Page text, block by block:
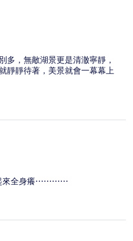
多，無敵湖景更是清澈寧靜，
靜靜待著，美景就會一幕幕上
起來全身癢⋯⋯⋯⋯